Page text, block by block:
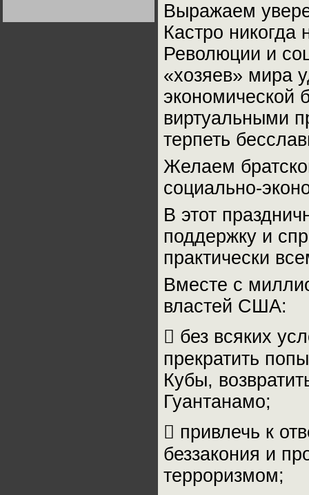
Выражаем
Кастро никогда
Революции и
«хозяев» мира
экономической
виртуальными
терпеть
Желаем
социально-
В этот
поддержку и
практически
Вместе с
властей США:
​ без всяких
прекратить
Кубы,
Гуантанамо;
​ привлечь к
беззакония и
терроризмом;